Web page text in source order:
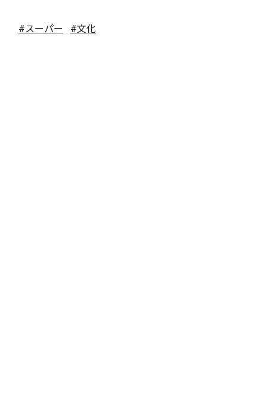
#スーパー #文化